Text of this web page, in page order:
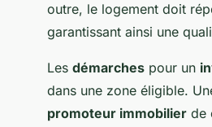
outre, le logement doit
garantissant ainsi une
Les démarches pour un
dans une zone éligible.
promoteur immobilier de